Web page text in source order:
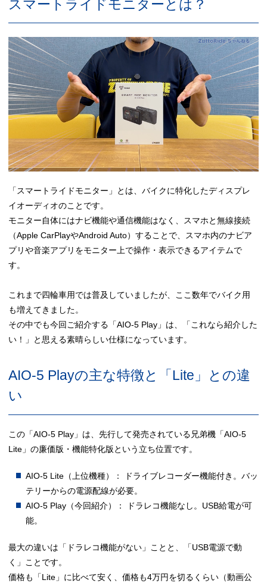
スマートライドモニターとは？
「スマートライドモニター」とは、バイクに特化したディスプレ
イオーディオのことです。
モニター自体にはナビ機能や通信機能はなく、スマホと無線接続
（Apple CarPlayやAndroid Auto）することで、スマホ内のナビア
プリや音楽アプリをモニター上で操作・表示できるアイテムで
す。
これまで四輪車用では普及していましたが、ここ数年でバイク用
も増えてきました。
その中でも今回ご紹介する「AIO-5 Play」は、「これなら紹介した
い！」と思える素晴らしい仕様になっています。
AIO-5 Playの主な特徴と「Lite」との違
い
この「AIO-5 Play」は、先行して発売されている兄弟機「AIO-5
Lite」の廉価版・機能特化版という立ち位置です。
AIO-5 Lite（上位機種）： ドライブレコーダー機能付き。バッ
テリーからの電源配線が必要。
AIO-5 Play（今回紹介）： ドラレコ機能なし。USB給電が可
能。
最大の違いは「ドラレコ機能がない」ことと、「USB電源で動
く」ことです。
価格も「Lite」に比べて安く、価格も4万円を切るくらい（動画公